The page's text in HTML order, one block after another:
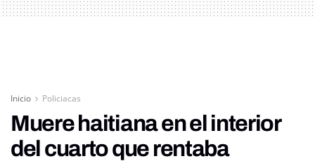
Inicio Policiacas
Muere haitiana en el interior
del cuarto que rentaba